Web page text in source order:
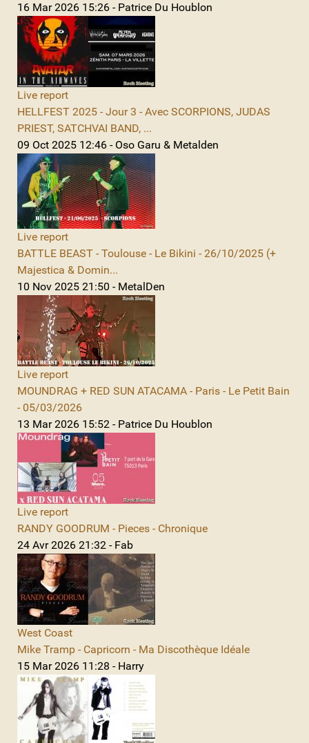
16 Mar 2026 15:26 - Patrice Du Houblon
Live report
HELLFEST 2025 - Jour 3 - Avec SCORPIONS, JUDAS
PRIEST, SATCHVAI BAND, ...
09 Oct 2025 12:46 - Oso Garu & Metalden
Live report
BATTLE BEAST - Toulouse - Le Bikini - 26/10/2025 (+
Majestica & Domin...
10 Nov 2025 21:50 - MetalDen
Live report
MOUNDRAG + RED SUN ATACAMA - Paris - Le Petit Bain
- 05/03/2026
13 Mar 2026 15:52 - Patrice Du Houblon
Live report
RANDY GOODRUM - Pieces - Chronique
24 Avr 2026 21:32 - Fab
West Coast
Mike Tramp - Capricorn - Ma Discothèque Idéale
15 Mar 2026 11:28 - Harry